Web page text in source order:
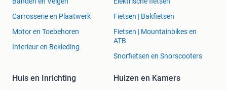
Carrosserie en Plaatwerk
Motor en Toebehoren
Interieur en Bekleding
Fietsen | Bakfietsen
Fietsen | Mountainbikes en
ATB
Snorfietsen en Snorscooters
Huis en Inrichting Huizen en Kamers